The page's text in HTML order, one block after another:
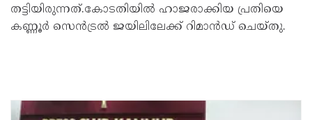
തട്ടിയിരുന്നത്.കോടതിയില്‍ ഹാജരാക്കിയ പ്രതിയെ
കണ്ണൂര്‍ സെന്‍ട്രല്‍ ജയിലിലേക്ക് റിമാന്‍ഡ് ചെയ്തു.